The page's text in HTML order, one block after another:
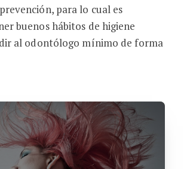
para lo cual es
buenos hábitos de higiene
al odontólogo mínimo de forma